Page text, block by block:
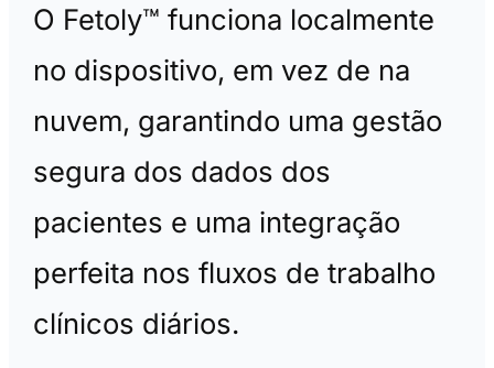
O Fetoly™ funciona localmente
no dispositivo, em vez de na
nuvem, garantindo uma gestão
segura dos dados dos
pacientes e uma integração
perfeita nos fluxos de trabalho
clínicos diários.